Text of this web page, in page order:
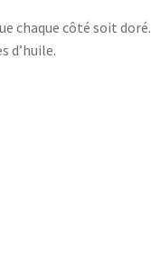
chaque côté soit doré.
d’huile.